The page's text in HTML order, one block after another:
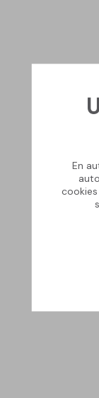
En